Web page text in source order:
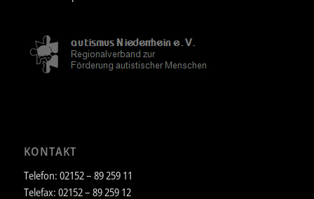
KONTAKT
Telefon: 02152 – 89 259 11
Telefax: 02152 – 89 259 12